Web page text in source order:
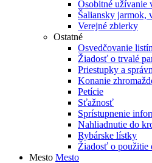
Osobitné užívanie
Šaliansky jarmok,
Verejné zbierky
Ostatné
Osvedčovanie
Žiadosť o trvalé
Priestupky a
Konanie
Petície
Sťažnosť
Sprístupnenie
Nahliadnutie do
Rybárske lístky
Žiadosť o použitie
Mesto Mesto